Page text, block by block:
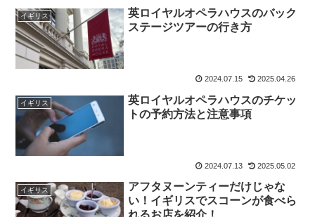
イギリス
英ロイヤルオペラハウスのバック
ステージツアーの行き方
2024.07.15 2025.04.26
イギリス
英ロイヤルオペラハウスのチケッ
トの予約方法と注意事項
2024.07.13 2025.05.02
イギリス
アフタヌーンティーだけじゃな
い！イギリスでスコーンが食べら